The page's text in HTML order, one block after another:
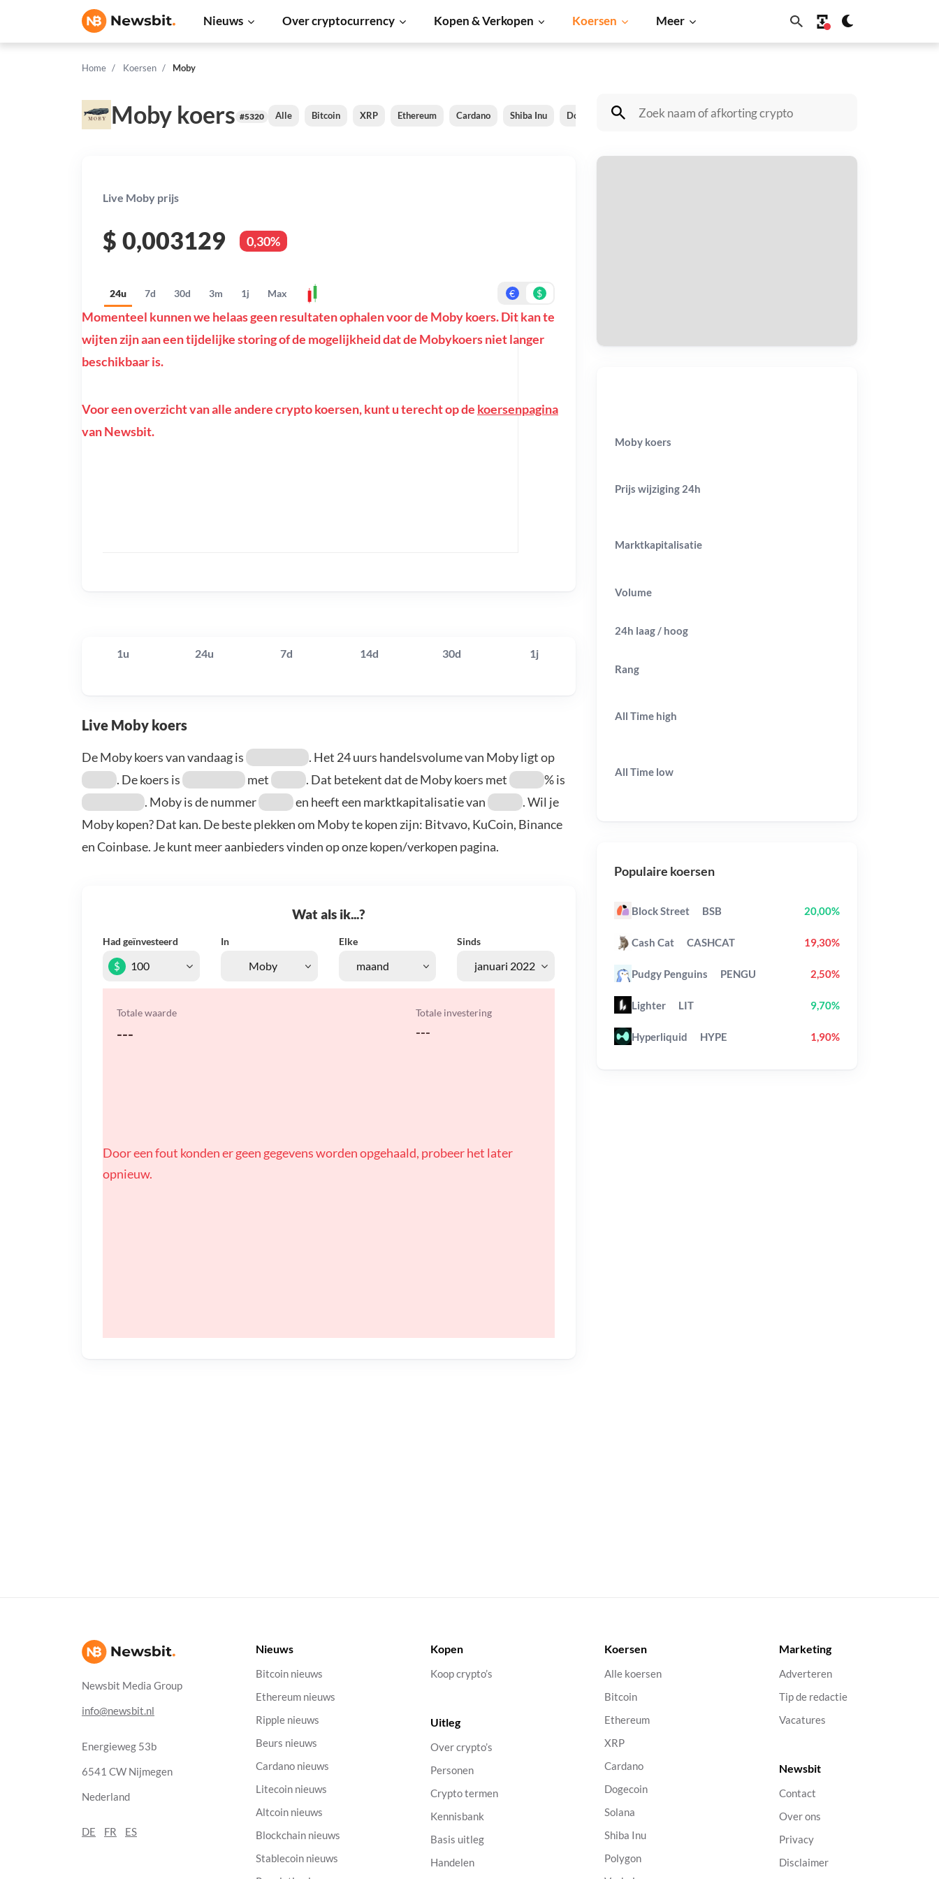
Nieuws Over cryptocurrency Kopen & Verkopen Koersen Meer
Home Koersen Moby
Moby koers #5320 Alle Bitcoin XRP Ethereum Cardano Shiba Inu Dogecoin Solana BNB
Live Moby prijs
$ 0,003129 0,30%
24u 7d 30d 3m 1j Max € $
Momenteel kunnen we helaas geen resultaten ophalen voor de Moby koers. Dit kan te
wijten zijn aan een tijdelijke storing of de mogelijkheid dat de Mobykoers niet langer
beschikbaar is.
Voor een overzicht van alle andere crypto koersen, kunt u terecht op de koersenpagina
van Newsbit.
1u 24u 7d 14d 30d 1j
Live Moby koers
De Moby koers van vandaag is
. Het 24 uurs handelsvolume van Moby ligt op
. De koers is
met . Dat betekent dat de Moby koers met
% is
. Moby is de nummer
en heeft een marktkapitalisatie van
. Wil je
Moby kopen? Dat kan. De beste plekken om Moby te kopen zijn: Bitvavo, KuCoin, Binance
en Coinbase. Je kunt meer aanbieders vinden op onze kopen/verkopen pagina.
Wat als ik...?
Had geïnvesteerd In Elke Sinds
$
Totale waarde
---
Totale investering
---
Door een fout konden er geen gegevens worden opgehaald, probeer het later
opnieuw.
Moby koers
Prijs wijziging 24h
Marktkapitalisatie
Volume
24h laag / hoog
Rang
All Time high
All Time low
Populaire koersen
Block Street BSB 20,00%
Cash Cat CASHCAT 19,30%
Pudgy Penguins PENGU 2,50%
Lighter LIT 9,70%
Hyperliquid HYPE 1,90%
Newsbit Media Group
info@newsbit.nl
Energieweg 53b
6541 CW Nijmegen
Nederland
DE FR ES
Nieuws
Bitcoin nieuws
Ethereum nieuws
Ripple nieuws
Beurs nieuws
Cardano nieuws
Litecoin nieuws
Altcoin nieuws
Blockchain nieuws
Stablecoin nieuws
Kopen
Koop crypto’s
Uitleg
Over crypto’s
Personen
Crypto termen
Kennisbank
Basis uitleg
Handelen
Koersen
Alle koersen
Bitcoin
Ethereum
XRP
Cardano
Dogecoin
Solana
Shiba Inu
Polygon
Marketing
Adverteren
Tip de redactie
Vacatures
Newsbit
Contact
Over ons
Privacy
Disclaimer